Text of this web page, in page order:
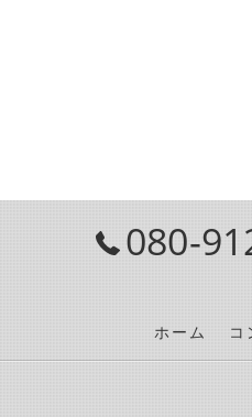
080-
ホーム コ